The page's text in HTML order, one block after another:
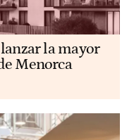
la mayor
Menorca